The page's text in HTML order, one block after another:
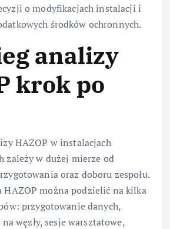
o modyfikacjach instalacji i
środków ochronnych.
analizy
krok po
HAZOP w instalacjach
zależy w dużej mierze od
oraz doboru zespołu.
HAZOP można podzielić na kilka
przygotowanie danych,
węzły, sesje warsztatowe,